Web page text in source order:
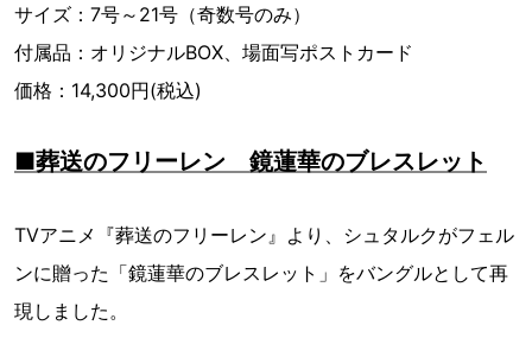
サイズ：7号～21号（奇数号のみ）
付属品：オリジナルBOX、場面写ポストカード
価格：14,300円(税込)
■葬送のフリーレン 鏡蓮華のブレスレット
TVアニメ『葬送のフリーレン』より、シュタルクがフェル
ンに贈った「鏡蓮華のブレスレット」をバングルとして再
現しました。